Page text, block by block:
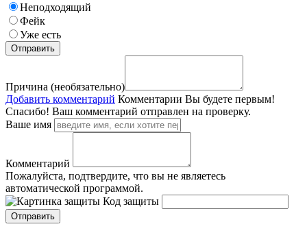
Неподходящий
Фейк
Уже есть
Причина (необязательно)
Добавить комментарий Комментарии Вы будете первым!
Спасибо! Ваш комментарий отправлен на проверку.
Ваше имя
Комментарий
Пожалуйста, подтвердите, что вы не являетесь
автоматической программой.
Код защиты